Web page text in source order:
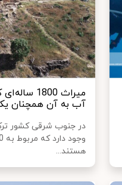
میراث 1800
آب به آن همچنان
در جنوب شرقی کشور
هستند...